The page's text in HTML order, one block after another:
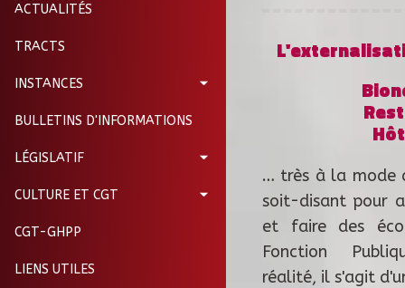
ACTUALITÉS
TRACTS
INSTANCES
BULLETINS D'INFORMATIONS
LÉGISLATIF
CULTURE ET CGT
CGT-GHPP
LIENS UTILES
… très à la mode
soit-disant pour
et faire des
Fonction
réalité, il s'agit